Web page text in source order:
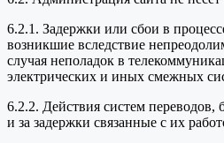
6.2.1. Задержки или сбои в
возникшие вследствие
случая неполадок в
электрических и иных смежных
6.2.2. Действия систем переводов,
и за задержки связанные с их